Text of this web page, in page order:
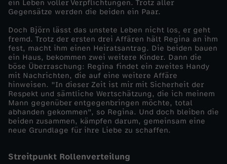
k
u
s
-
W
i
r
ein Leben voller Verpflichtungen. Trotz aller
Gegensätze werden die beiden ein Paar.
Doch Björn lässt das unstete Leben nicht los, er geht
fremd. Trotz der ersten drei Affären hält Regina an ihm
fest, macht ihm einen Heiratsantrag. Die beiden bauen
ein Haus, bekommen zwei weitere Kinder. Dann die
böse Überraschung: Regina findet ein zweites Handy
mit Nachrichten, die auf eine weitere Affäre
hinweisen. "In dieser Zeit ist mir mit Sicherheit der
Respekt und sämtliche Wertschätzung, die ich meinem
Mann gegenüber entgegenbringen möchte, total
abhanden gekommen", so Regina. Und doch bleiben die
beiden zusammen, kämpfen darum, gemeinsam eine
neue Grundlage für ihre Liebe zu schaffen.
Streitpunkt Rollenverteilung